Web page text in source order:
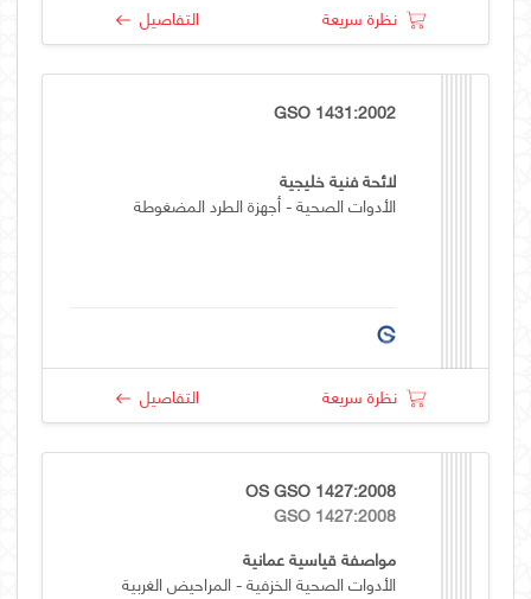
نظرة سريعة التفاصيل
GSO 1431:2002
لائحة فنية خليجية
الأدوات الصحية - أجهزة الطرد المضغوطة
نظرة سريعة التفاصيل
OS GSO 1427:2008
GSO 1427:2008
مواصفة قياسية عمانية
الأدوات الصحية الخزفية - المراحيض الغربية